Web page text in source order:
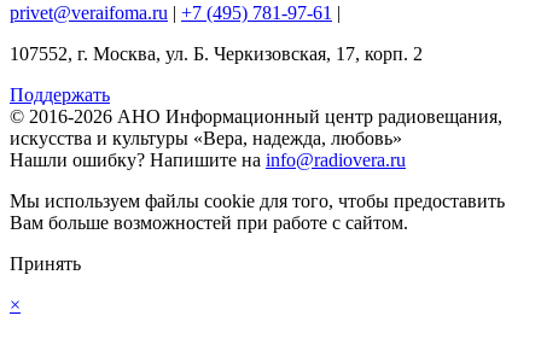
privet@veraifoma.ru | +7 (495) 781-97-61 |
107552, г. Москва, ул. Б. Черкизовская, 17, корп. 2
Поддержать
© 2016-2026 АНО Информационный центр радиовещания,
искусства и культуры «Вера, надежда, любовь»
Нашли ошибку? Напишите на info@radiovera.ru
Мы используем файлы cookie для того, чтобы предоставить
Вам больше возможностей при работе с сайтом.
Принять
×